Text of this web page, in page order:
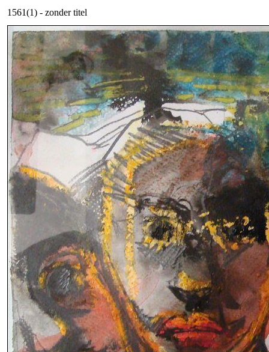
1561(1) - zonder titel